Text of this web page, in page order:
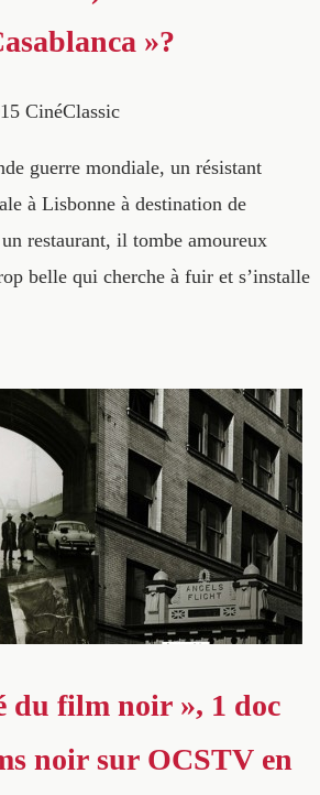
»?
CinéClassic
guerre mondiale, un résistant
à Lisbonne à destination de
restaurant, il tombe amoureux
belle qui cherche à fuir et s’installe
du film noir », 1 doc
noir sur OCSTV en